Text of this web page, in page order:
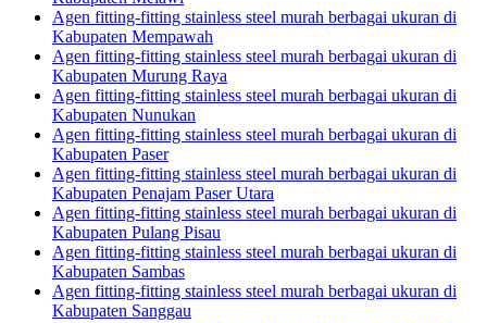
Agen fitting-fitting stainless steel murah berbagai ukuran di
Kabupaten Mempawah
Agen fitting-fitting stainless steel murah berbagai ukuran di
Kabupaten Murung Raya
Agen fitting-fitting stainless steel murah berbagai ukuran di
Kabupaten Nunukan
Agen fitting-fitting stainless steel murah berbagai ukuran di
Kabupaten Paser
Agen fitting-fitting stainless steel murah berbagai ukuran di
Kabupaten Penajam Paser Utara
Agen fitting-fitting stainless steel murah berbagai ukuran di
Kabupaten Pulang Pisau
Agen fitting-fitting stainless steel murah berbagai ukuran di
Kabupaten Sambas
Agen fitting-fitting stainless steel murah berbagai ukuran di
Kabupaten Sanggau